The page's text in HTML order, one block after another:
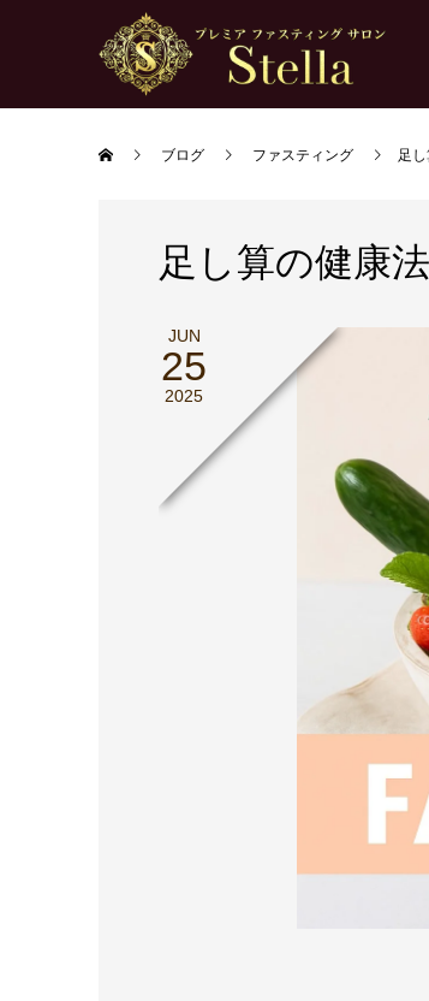
ブログ ファスティング 足
足し算の健康
JUN
25
2025